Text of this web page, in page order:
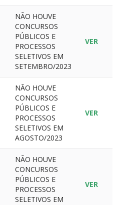
NÃO HOUVE
CONCURSOS
PÚBLICOS E
PROCESSOS
SELETIVOS EM
SETEMBRO/2023
VER
NÃO HOUVE
CONCURSOS
PÚBLICOS E
PROCESSOS
SELETIVOS EM
AGOSTO/2023
VER
NÃO HOUVE
CONCURSOS
PÚBLICOS E
PROCESSOS
SELETIVOS EM
VER